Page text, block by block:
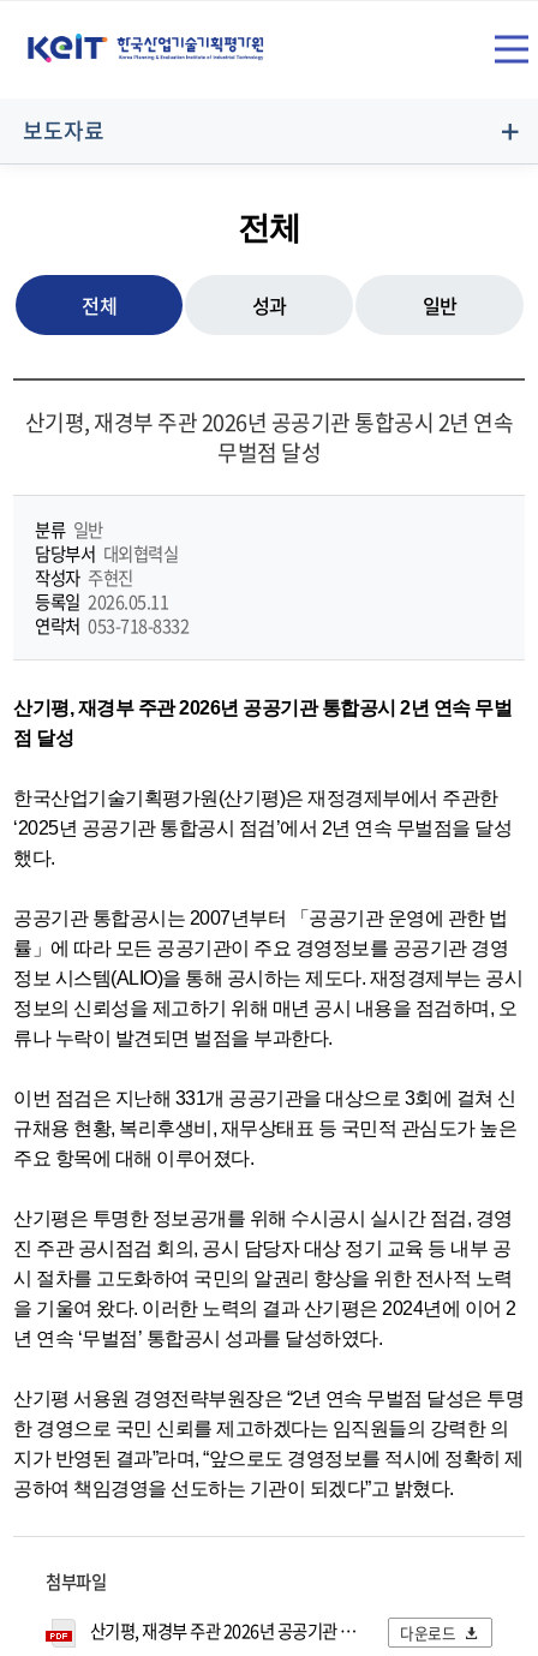
뉴
보도자료
전체
전체 성과 일반
산기평, 재경부 주관 2026년 공공기관 통합공시 2년 연속
무벌점 달성
분류 일반
담당부서 대외협력실
작성자 주현진
등록일 2026.05.11
연락처 053-718-8332
산기평, 재경부 주관 2026년 공공기관 통합공시 2년 연속 무벌
점 달성
한국산업기술기획평가원(산기평)은 재정경제부에서 주관한
‘2025년 공공기관 통합공시 점검’에서 2년 연속 무벌점을 달성
했다.
공공기관 통합공시는 2007년부터 「공공기관 운영에 관한 법
률」에 따라 모든 공공기관이 주요 경영정보를 공공기관 경영
정보 시스템(ALIO)을 통해 공시하는 제도다. 재정경제부는 공시
정보의 신뢰성을 제고하기 위해 매년 공시 내용을 점검하며, 오
류나 누락이 발견되면 벌점을 부과한다.
이번 점검은 지난해 331개 공공기관을 대상으로 3회에 걸쳐 신
규채용 현황, 복리후생비, 재무상태표 등 국민적 관심도가 높은
주요 항목에 대해 이루어졌다.
산기평은 투명한 정보공개를 위해 수시공시 실시간 점검, 경영
진 주관 공시점검 회의, 공시 담당자 대상 정기 교육 등 내부 공
시 절차를 고도화하여 국민의 알권리 향상을 위한 전사적 노력
을 기울여 왔다. 이러한 노력의 결과 산기평은 2024년에 이어 2
년 연속 ‘무벌점’ 통합공시 성과를 달성하였다.
산기평 서용원 경영전략부원장은 “2년 연속 무벌점 달성은 투명
한 경영으로 국민 신뢰를 제고하겠다는 임직원들의 강력한 의
지가 반영된 결과”라며, “앞으로도 경영정보를 적시에 정확히 제
공하여 책임경영을 선도하는 기관이 되겠다”고 밝혔다.
첨부파일
산기평, 재경부 주관 2026년 공공기관 통합공시 2년 연속 무벌점 달성.pdf
다운로드